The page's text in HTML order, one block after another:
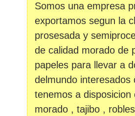
Somos una empresa
exportamos segun la
prosesada y
de calidad morado de
papeles para llevar a
delmundo
tenemos a
morado , tajibo ,